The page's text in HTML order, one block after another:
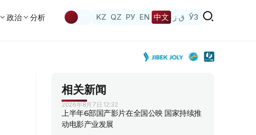
政治 分析 KZ QZ РУ EN 中文 ق ز ЎЗ
相关新闻
2026年8月7日 12:32
上半年6部国产影片在全国公映 国家持续推
动电影产业发展